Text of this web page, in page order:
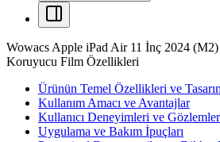
Wowacs Apple iPad Air 11 İnç 2024
Koruyucu Film Özellikleri
Ürünün Temel Özellikleri ve
Kullanım Amacı ve Avantajlar
Kullanıcı Deneyimleri ve Gözlemler
Uygulama ve Bakım İpuçları